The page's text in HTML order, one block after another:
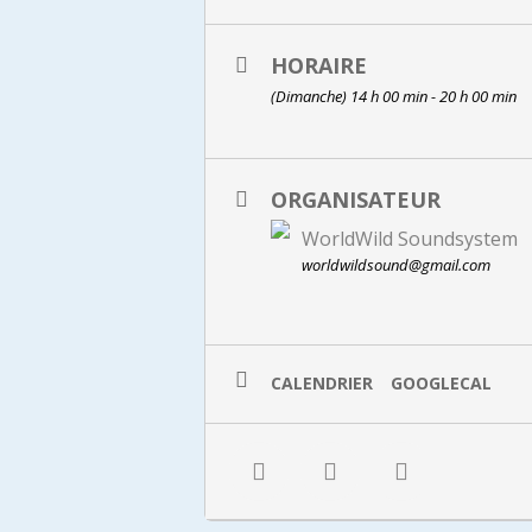
Vous pourrez suivre la
Qu’est-ce que le concept du
passion et dévotion. On souhaite
HORAIRE
(Dimanche) 14 h 00 min - 20 h 00 min
ORGANISATEUR
WorldWild Soundsystem
worldwildsound@gmail.com
CALENDRIER GOOGLECAL